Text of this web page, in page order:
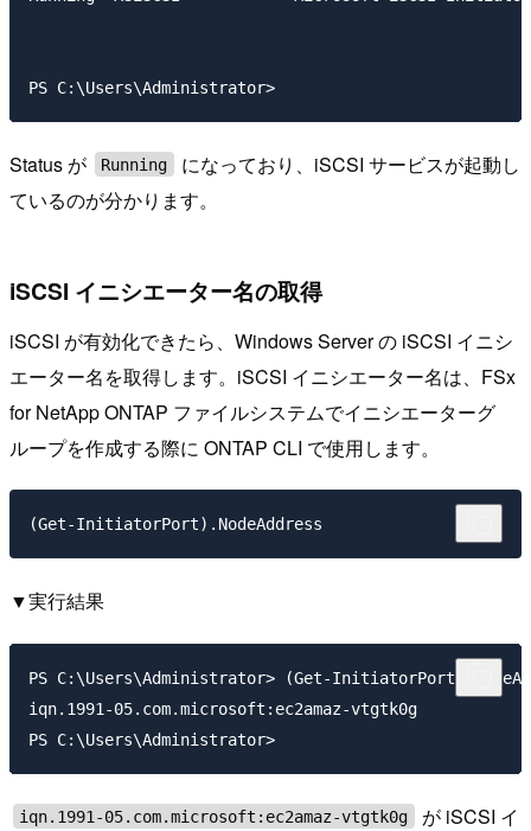
Status が Running
になっており、iSCSI サービスが起動し
ているのが分かります。
iSCSI イニシエーター名の取得
iSCSI が有効化できたら、Windows Server の iSCSI イニシ
エーター名を取得します。iSCSI イニシエーター名は、FSx
for NetApp ONTAP ファイルシステムでイニシエーターグ
ループを作成する際に ONTAP CLI で使用します。
▼実行結果
PS C:\Users\Administrator> (Get-
iqn.1991-05.com.microsoft:ec2amaz-vtgtk0g
iqn.1991-05.com.microsoft:ec2amaz-vtgtk0g
が iSCSI イ